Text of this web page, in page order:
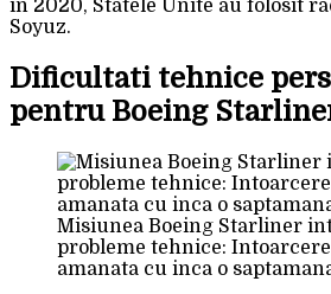
in 2020, Statele Unite au folosit
Soyuz.
Dificultati tehnice
pentru Boeing
Misiunea Boeing Starliner
probleme tehnice:
amanata cu inca o